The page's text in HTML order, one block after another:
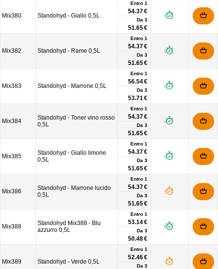
Mix380 Standohyd - Giallo 0,5L
Entro 1
54.37 €
Da 3
51.65 €
Mix382 Standohyd - Rame 0,5L
Entro 1
54.37 €
Da 3
51.65 €
Mix383 Standohyd - Marrone 0,5L
Entro 1
56.54 €
Da 3
53.71 €
Mix384
Standohyd - Toner vino rosso
0,5L
Entro 1
54.37 €
Da 3
51.65 €
Mix385
Standohyd - Giallo limone
0,5L
Entro 1
54.37 €
Da 3
51.65 €
Mix386
Standohyd - Marrone lucido
0,5L
Entro 1
54.37 €
Da 3
51.65 €
Mix388
Standohyd Mix388 - Blu
azzurro 0,5L
Entro 1
53.14 €
Da 3
50.48 €
Mix389 Standohyd - Verde 0,5L
Entro 1
52.46 €
Da 3